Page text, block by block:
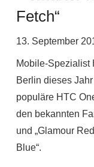
Fetch“
13. September
Mobile-Spezialist
Berlin dieses
populäre HTC
den bekannten
und „Glamour
Blue“.